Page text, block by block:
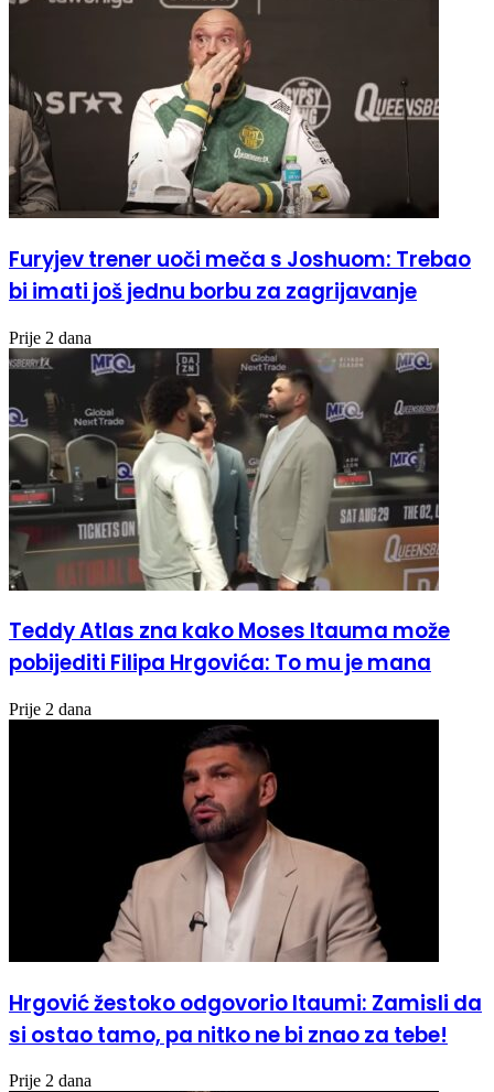
Furyjev trener uoči meča s Joshuom: Trebao
bi imati još jednu borbu za zagrijavanje
Prije 2 dana
Teddy Atlas zna kako Moses Itauma može
pobijediti Filipa Hrgovića: To mu je mana
Prije 2 dana
Hrgović žestoko odgovorio Itaumi: Zamisli da
si ostao tamo, pa nitko ne bi znao za tebe!
Prije 2 dana